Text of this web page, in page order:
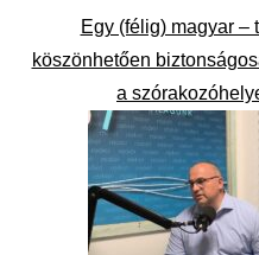
Egy (félig) magyar –
köszönhetően
a